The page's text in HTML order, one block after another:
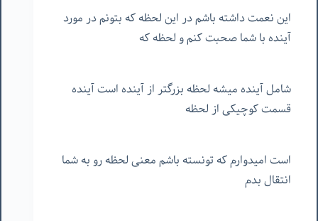
این نعمت داشته باشم در این لحظه که بتونم در مورد
آینده با شما صحبت کنم و لحظه که
شامل آینده میشه لحظه بزرگتر از آینده است آینده
قسمت کوچیکی از لحظه
است امیدوارم که تونسته باشم معنی لحظه رو به شما
انتقال بدم